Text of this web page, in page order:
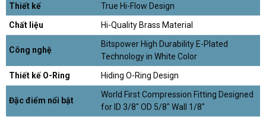
Thiết kế
True Hi-Flow Design
Chất liệu
Hi-Quality Brass Material
Công nghệ
Bitspower High Durability E-Plated
Technology in White Color
Thiết kế O-Ring
Hiding O-Ring Design
Đặc điểm nổi bật
World First Compression Fitting Designed
for ID 3/8" OD 5/8" Wall 1/8"